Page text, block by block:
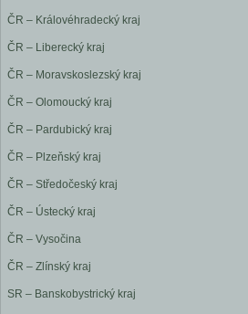
ČR – Královéhradecký kraj
ČR – Liberecký kraj
ČR – Moravskoslezský kraj
ČR – Olomoucký kraj
ČR – Pardubický kraj
ČR – Plzeňský kraj
ČR – Středočeský kraj
ČR – Ústecký kraj
ČR – Vysočina
ČR – Zlínský kraj
SR – Banskobystrický kraj